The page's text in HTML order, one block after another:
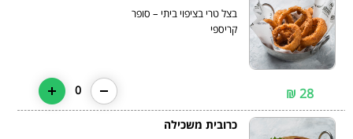
בצל טרי בציפוי ביתי – סופר
קריספי
28 ₪
0
כרובית משכילה